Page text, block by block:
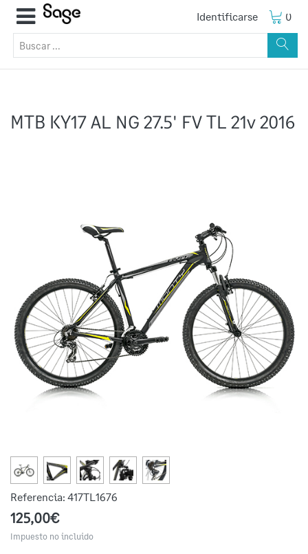
Identificarse 0
MTB KY17 AL NG 27.5' FV TL 21v 2016
Referencia: 417TL1676
125,00€
Impuesto no incluido